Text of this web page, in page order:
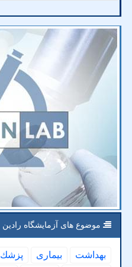
موضوع های آزمایشگاه رادین
بهداشت بیماری پزشك